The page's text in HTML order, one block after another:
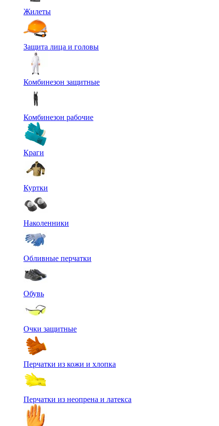
Жилеты
Защита лица и головы
Комбинезон защитные
Комбинезон рабочие
Краги
Куртки
Наколенники
Обливные перчатки
Обувь
Очки защитные
Перчатки из кожи и хлопка
Перчатки из неопрена и латекса